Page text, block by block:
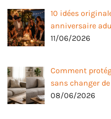
10 idées
anniversaire
11/06/2026
Comment
sans changer
08/06/2026